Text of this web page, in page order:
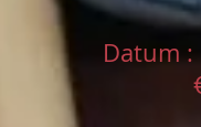
Datum :